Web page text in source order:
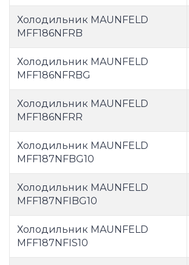
Холодильник MAUNFELD
MFF186NFRB
Холодильник MAUNFELD
MFF186NFRBG
Холодильник MAUNFELD
MFF186NFRR
Холодильник MAUNFELD
MFF187NFBG10
Холодильник MAUNFELD
MFF187NFIBG10
Холодильник MAUNFELD
MFF187NFIS10